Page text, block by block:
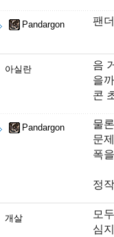
Pandargon 팬
아실란
음
을
콘
Pandargon
물
문
폭
정
개살
모
심